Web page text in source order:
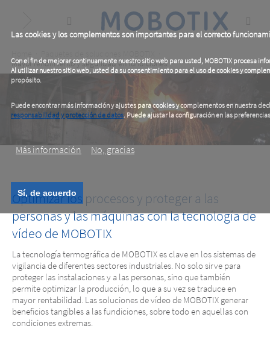
Las cookies y los complementos son importantes para el correcto
Con el fin de mejorar continuamente nuestro sitio web para usted, MOBOTIX procesa
Al utilizar nuestro sitio web, usted da su consentimiento para el uso de cookies y
propósito.
Puede encontrar más información y ajustes para cookies y complementos en nuestra
responsabilidad y protección de datos. Puede ajustar la configuración en las
Más información
No, gracias
Sí, de acuerdo
content
Breadcrumb
Mayor rendimiento y seguridad en fundiciones
Mayor rendimiento y seguridad en
Optimizar los procesos y proteger a las
personas y las máquinas con la tecnología de
vídeo de MOBOTIX
La tecnología termográfica de MOBOTIX es clave en los sistemas de
vigilancia de diferentes sectores industriales. No solo sirve para
proteger las instalaciones y a las personas, sino que también
permite optimizar la producción, lo que a su vez se traduce en
mayor rentabilidad. Las soluciones de vídeo de MOBOTIX generar
beneficios tangibles a las fundiciones, sobre todo en aquellas con
condiciones extremas.